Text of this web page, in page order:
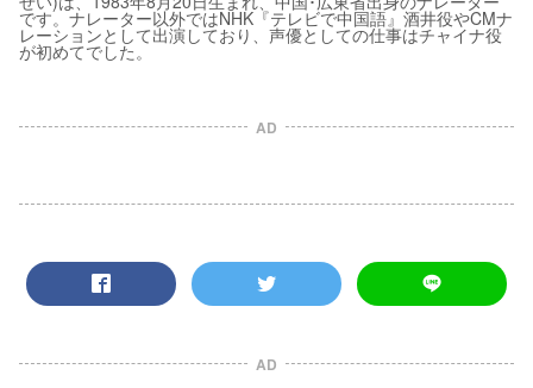
です。ナレーター以外ではNHK『テレビで中国語』酒井役やCMナ
レーションとして出演しており、声優としての仕事はチャイナ役
が初めてでした。
AD
AD